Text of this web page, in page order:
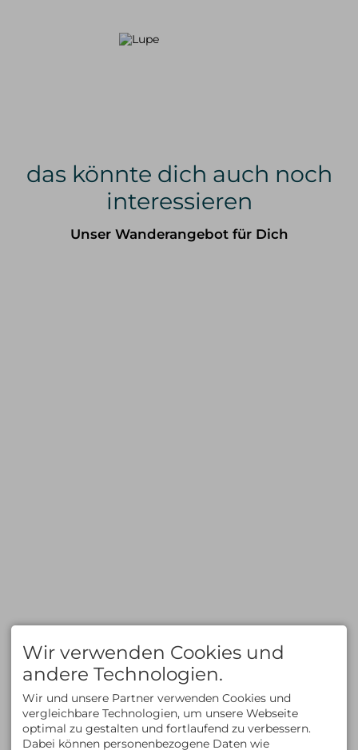
das könnte dich auch noch
interessieren
Unser Wanderangebot für Dich
KLETTERN
Bergsteigen im Allgäu
Kletterkurse im Allgäu
Klettern in den Alpen
ÜBER UNS
AUSBILDUNG
Kletterkurse
Klettersteigkurse
Hochtourenkurse
Tiefschneekurse
Lawinenkurse
Eiskletterkurse
KONTAKT
Wir verwenden Cookies und
andere Technologien.
Wir und unsere Partner verwenden Cookies und
vergleichbare Technologien, um unsere Webseite
optimal zu gestalten und fortlaufend zu verbessern.
Dabei können personenbezogene Daten wie